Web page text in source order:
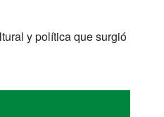
y política que surgió